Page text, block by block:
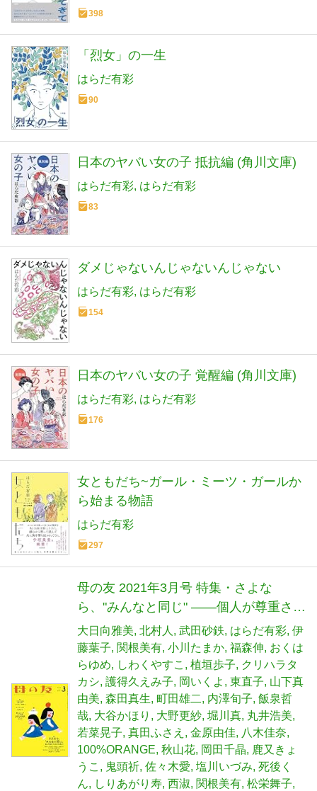
398
「烈女」の一生
はらだ有彩
90
日本のヤバい女の子 抵抗編 (角川文庫)
はらだ有彩 はらだ有彩
83
ダメじゃないんじゃないんじゃない
はらだ有彩 はらだ有彩
154
日本のヤバい女の子 覚醒編 (角川文庫)
はらだ有彩 はらだ有彩
176
女ともだち~ガール・ミーツ・ガールか
ら始まる物語
はらだ有彩
297
母の友 2021年3月号 特集・さよな
ら、"みんなと同じ" ――個人が尊重され
る社会を目指して
大日向雅美 北村人 武田砂鉄 はらだ有彩 伊
藤葉子 関根美有 小川たまか 福森伸 おくは
らゆめ
しわくやすこ 植垣歩子
クリハラタ
カシ 護得久えみ子 岡いくよ 東直子 山下真
由美 森田真生 町田雄二 内澤旬子 飯泉哲
哉 大谷かほり 大野更紗 堀川真 丸井浩美
若菜晃子 真田ふさえ 金原由佳 八木佳奈
100%ORANGE 秋山花 岡田千晶
鹿又きょ
うこ
鬼頭祈 佐々木愛 塩川いづみ 死後く
ん
しりあがり寿 西淑 関根美有 松栄舞子